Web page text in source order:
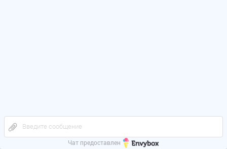
Введите сообщение
Чат предоставлен